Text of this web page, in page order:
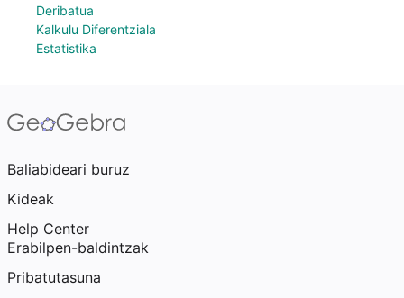
Deribatua
Kalkulu Diferentziala
Estatistika
Baliabideari buruz
Kideak
Help Center
Erabilpen-baldintzak
Pribatutasuna